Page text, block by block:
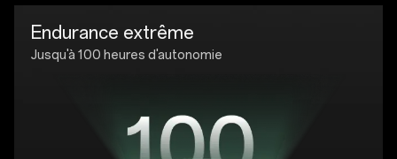
Endurance extrême
Jusqu'à 100 heures d'autonomie